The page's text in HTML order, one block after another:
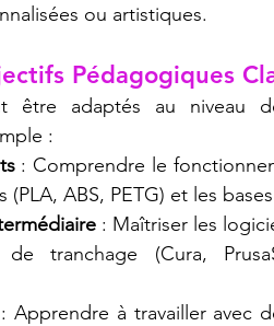
ou artistiques.
Pédagogiques
être adaptés au niveau
:
: Comprendre le
(PLA, ABS, PETG) et les
: Maîtriser les
tranchage (Cura,
Apprendre à travailler avec